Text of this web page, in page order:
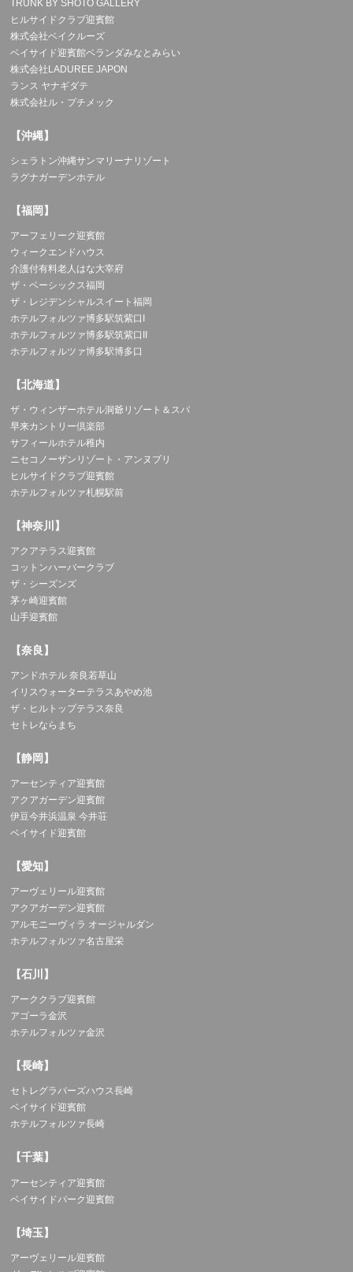
TRUNK BY SHOTO GALLERY
ヒルサイドクラブ迎賓館
株式会社ベイクルーズ
ベイサイド迎賓館ベランダみなとみらい
株式会社LADUREE JAPON
ランス ヤナギダテ
株式会社ル・プチメック
【沖縄】
シェラトン沖縄サンマリーナリゾート
ラグナガーデンホテル
【福岡】
アーフェリーク迎賓館
ウィークエンドハウス
介護付有料老人はな大宰府
ザ・ベーシックス福岡
ザ・レジデンシャルスイート福岡
ホテルフォルツァ博多駅筑紫口I
ホテルフォルツァ博多駅筑紫口II
ホテルフォルツァ博多駅博多口
【北海道】
ザ・ウィンザーホテル洞爺リゾート＆スパ
早来カントリー倶楽部
サフィールホテル稚内
ニセコノーザンリゾート・アンヌプリ
ヒルサイドクラブ迎賓館
ホテルフォルツァ札幌駅前
【神奈川】
アクアテラス迎賓館
コットンハーバークラブ
ザ・シーズンズ
茅ヶ崎迎賓館
山手迎賓館
【奈良】
アンドホテル 奈良若草山
イリスウォーターテラスあやめ池
ザ・ヒルトップテラス奈良
セトレならまち
【静岡】
アーセンティア迎賓館
アクアガーデン迎賓館
伊豆今井浜温泉 今井荘
ベイサイド迎賓館
【愛知】
アーヴェリール迎賓館
アクアガーデン迎賓館
アルモニーヴィラ オージャルダン
ホテルフォルツァ名古屋栄
【石川】
アーククラブ迎賓館
アゴーラ金沢
ホテルフォルツァ金沢
【長崎】
セトレグラバーズハウス長崎
ベイサイド迎賓館
ホテルフォルツァ長崎
【千葉】
アーセンティア迎賓館
ベイサイドパーク迎賓館
【埼玉】
アーヴェリール迎賓館